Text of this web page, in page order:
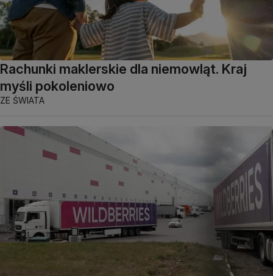
Rachunki maklerskie dla niemowląt. Kraj
myśli pokoleniowo
ZE ŚWIATA